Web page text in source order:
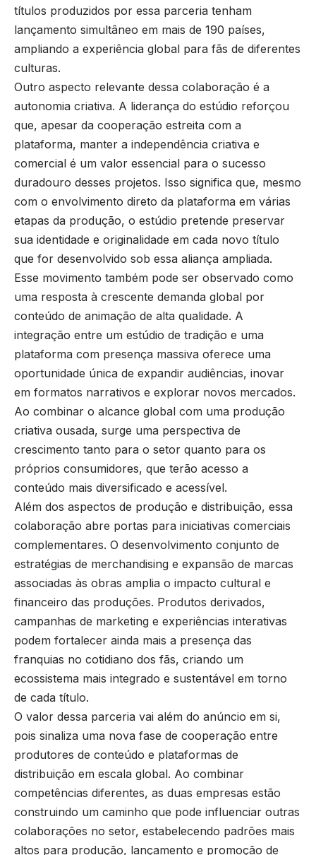
títulos produzidos por essa parceria tenham
lançamento simultâneo em mais de 190 países,
ampliando a experiência global para fãs de diferentes
culturas.
Outro aspecto relevante dessa colaboração é a
autonomia criativa. A liderança do estúdio reforçou
que, apesar da cooperação estreita com a
plataforma, manter a independência criativa e
comercial é um valor essencial para o sucesso
duradouro desses projetos. Isso significa que, mesmo
com o envolvimento direto da plataforma em várias
etapas da produção, o estúdio pretende preservar
sua identidade e originalidade em cada novo título
que for desenvolvido sob essa aliança ampliada.
Esse movimento também pode ser observado como
uma resposta à crescente demanda global por
conteúdo de animação de alta qualidade. A
integração entre um estúdio de tradição e uma
plataforma com presença massiva oferece uma
oportunidade única de expandir audiências, inovar
em formatos narrativos e explorar novos mercados.
Ao combinar o alcance global com uma produção
criativa ousada, surge uma perspectiva de
crescimento tanto para o setor quanto para os
próprios consumidores, que terão acesso a
conteúdo mais diversificado e acessível.
Além dos aspectos de produção e distribuição, essa
colaboração abre portas para iniciativas comerciais
complementares. O desenvolvimento conjunto de
estratégias de merchandising e expansão de marcas
associadas às obras amplia o impacto cultural e
financeiro das produções. Produtos derivados,
campanhas de marketing e experiências interativas
podem fortalecer ainda mais a presença das
franquias no cotidiano dos fãs, criando um
ecossistema mais integrado e sustentável em torno
de cada título.
O valor dessa parceria vai além do anúncio em si,
pois sinaliza uma nova fase de cooperação entre
produtores de conteúdo e plataformas de
distribuição em escala global. Ao combinar
competências diferentes, as duas empresas estão
construindo um caminho que pode influenciar outras
colaborações no setor, estabelecendo padrões mais
altos para produção, lançamento e promoção de